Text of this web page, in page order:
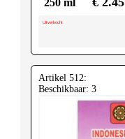
250 ml
Uitverkocht
Artikel 512:
Beschikbaar: 3